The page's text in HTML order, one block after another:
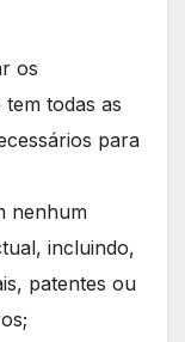
os
todas as
para
nenhum
incluindo,
patentes ou